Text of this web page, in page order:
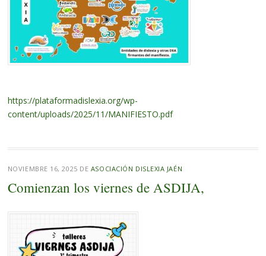
https://plataformadislexia.org/wp-
content/uploads/2025/11/MANIFIESTO.pdf
NOVIEMBRE 16, 2025 DE ASOCIACIÓN DISLEXIA JAÉN
Comienzan los viernes de ASDIJA,